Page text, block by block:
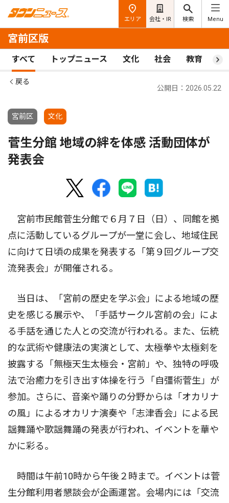
エリア 会社・IR 検索 Menu
宮前区版
すべて トップニュース 文化 社会 教育 ス
戻る
宮前区 文化
公開日：2026.05.22
菅生分館 地域の絆を体感 活動団体が
発表会
宮前市民館菅生分館で６月７日（日）、同館を拠
点に活動しているグループが一堂に会し、地域住民
に向けて日頃の成果を発表する「第９回グループ交
流発表会」が開催される。
当日は、「宮前の歴史を学ぶ会」による地域の歴
史を感じる展示や、「手話サークル宮前の会」によ
る手話を通じた人との交流が行われる。また、伝統
的な武術や健康法の実演として、太極拳や太極剣を
披露する「無極天生太極会・宮前」や、独特の呼吸
法で治癒力を引き出す体操を行う「自彊術菅生」が
参加。さらに、音楽や踊りの分野からは「オカリナ
の風」によるオカリナ演奏や「志津香会」による民
謡舞踊や歌謡舞踊の発表が行われ、イベントを華や
かに彩る。
時間は午前10時から午後２時まで。イベントは菅
生分館利用者懇談会が企画運営。会場内には「交流